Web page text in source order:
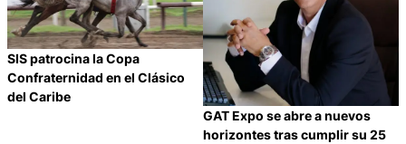
SIS patrocina la Copa
Confraternidad en el Clásico
del Caribe
GAT Expo se abre a nuevos
horizontes tras cumplir su 25